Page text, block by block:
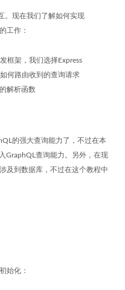
。现在我们了解如何实现
工作：
框架，我们选择Express
何路由收到的查询请求
解析函数
的强大查询能力了，不过在本
GraphQL查询能力。另外，在现
及到数据库，不过在这个教程中
始化：